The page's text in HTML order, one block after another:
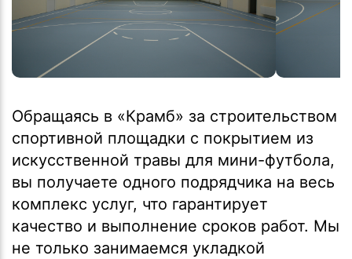
Обращаясь в «Крамб» за строительством
спортивной площадки с покрытием из
искусственной травы для мини-футбола,
вы получаете одного подрядчика на весь
комплекс услуг, что гарантирует
качество и выполнение сроков работ. Мы
не только занимаемся укладкой